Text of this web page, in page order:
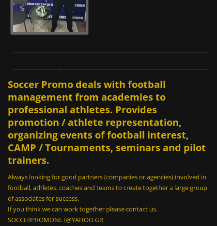
ν
α
δ
υ
ν
α
τ
ό
ν
σ
ε
μ
ι
α
Soccer Promo deals with football
management from academies to
professional athletes. Provides
promotion / athlete representation,
organizing events of football interest,
CAMP / Tournaments, seminars and pilot
trainers.
Always looking for good partners (companies or agencies) involved in
football, athletes, coaches and teams to create together a large group
of associates for success.
If you think we can work together please contact us.
SOCCERPROMONET@YAHOO.GR